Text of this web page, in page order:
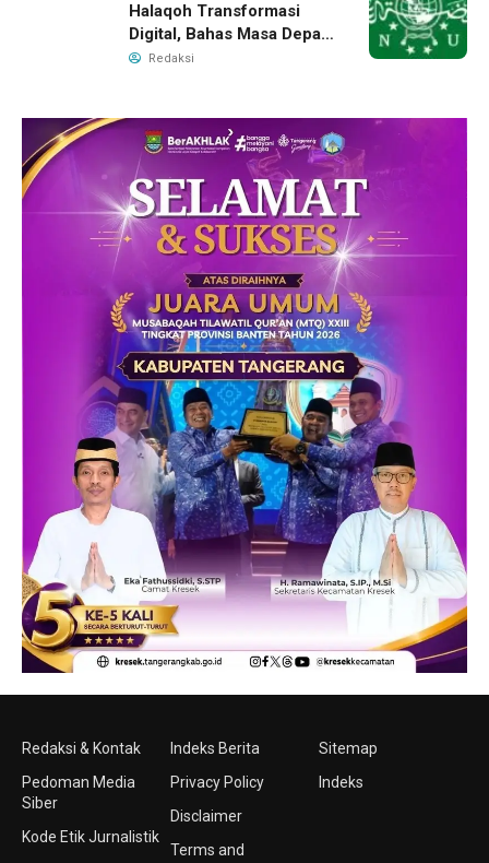
Halaqoh Transformasi
Digital, Bahas Masa Depan
NU di Era Disrupsi
Redaksi
Redaksi & Kontak
Pedoman Media
Siber
Kode Etik Jurnalistik
Indeks Berita
Privacy Policy
Disclaimer
Terms and
Sitemap
Indeks